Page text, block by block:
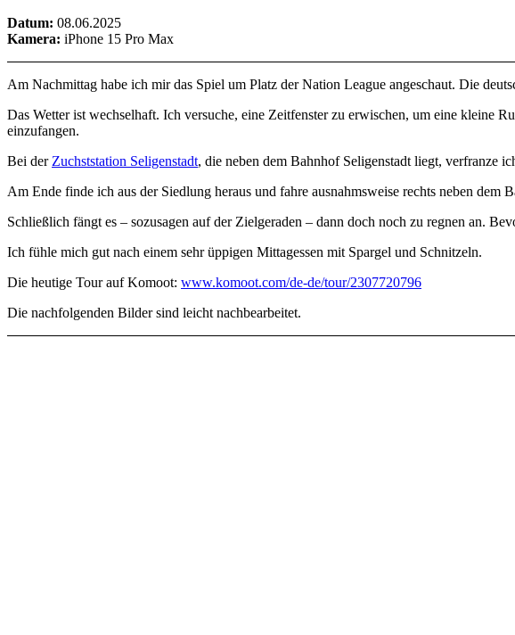
Datum: 08.06.2025
Kamera: iPhone 15 Pro Max
Am Nachmittag habe ich mir das Spiel um Platz der Nation League angeschaut. Die
Das Wetter ist wechselhaft. Ich versuche, eine Zeitfenster zu erwischen, um eine kleine
einzufangen.
Bei der Zuchststation Seligenstadt, die neben dem Bahnhof Seligenstadt liegt, verfranze
Am Ende finde ich aus der Siedlung heraus und fahre ausnahmsweise rechts neben
Schließlich fängt es – sozusagen auf der Zielgeraden – dann doch noch zu regnen an.
Ich fühle mich gut nach einem sehr üppigen Mittagessen mit Spargel und Schnitzeln.
Die heutige Tour auf Komoot: www.komoot.com/de-de/tour/2307720796
Die nachfolgenden Bilder sind leicht nachbearbeitet.